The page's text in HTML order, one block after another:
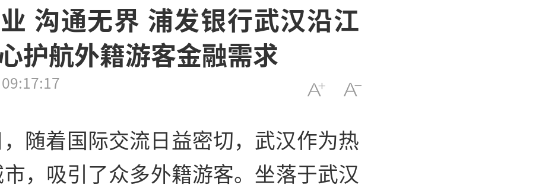
沟通无界 浦发银行武汉沿江
护航外籍游客金融需求
随着国际交流日益密切，武汉作为热
，吸引了众多外籍游客。坐落于武汉